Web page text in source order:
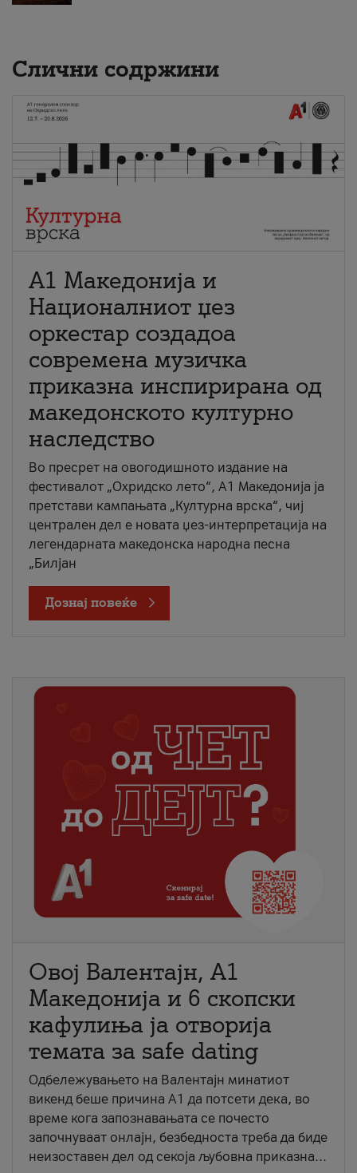
Слични содржини
А1 Македонија и
Националниот џез
оркестар создадоа
современа музичка
приказна инспирирана од
македонското културно
наследство
Во пресрет на овогодишното издание на
фестивалот „Охридско лето“, А1 Македонија ја
претстави кампањата „Културна врска“, чиј
централен дел е новата џез-интерпретација на
легендарната македонска народна песна
„Билјан
Дознај повеќе
Овој Валентајн, A1
Македонија и 6 скопски
кафулиња ја отворија
темата за safe dating
Одбележувањето на Валентајн минатиот
викенд беше причина А1 да потсети дека, во
време кога запознавањата се почесто
започнуваат онлајн, безбедноста треба да биде
неизоставен дел од секоја љубовна приказна...